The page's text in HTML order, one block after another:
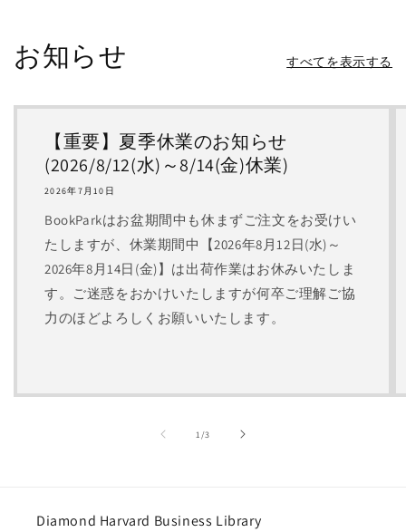
お知らせ すべてを表示する
【重要】夏季休業のお知らせ
(2026/8/12(水)～8/14(金)休業)
2026年7月10日
BookParkはお盆期間中も休まずご注文をお受けい
たしますが、休業期間中【2026年8月12日(水)～
2026年8月14日(金)】は出荷作業はお休みいたしま
す。ご迷惑をおかけいたしますが何卒ご理解ご協
力のほどよろしくお願いいたします。
1/の
3
Diamond Harvard Business Library